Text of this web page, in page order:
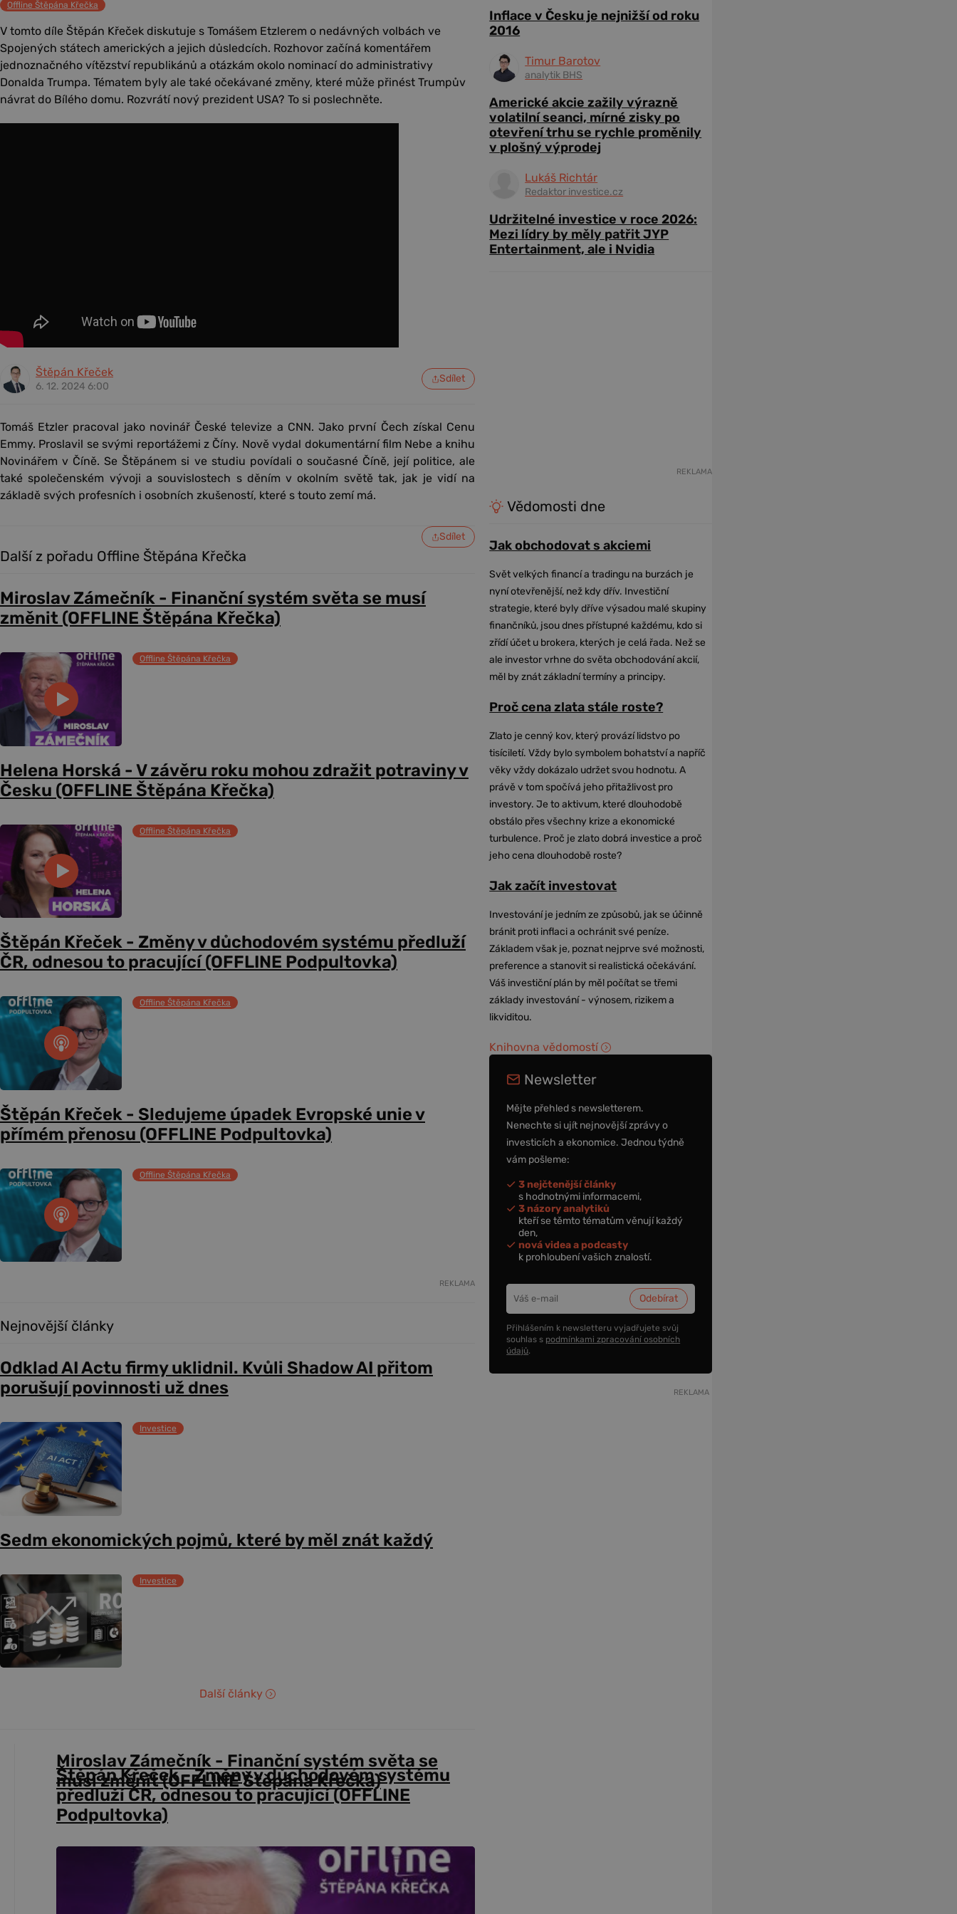
Offline Štěpána Křečka
V tomto díle Štěpán Křeček diskutuje s Tomášem Etzlerem o nedávných volbách ve
Spojených státech amerických a jejich důsledcích. Rozhovor začíná komentářem
jednoznačného vítězství republikánů a otázkám okolo nominací do administrativy
Donalda Trumpa. Tématem byly ale také očekávané změny, které může přinést Trumpův
návrat do Bílého domu. Rozvrátí nový prezident USA? To si poslechněte.
Štěpán Křeček
6. 12. 2024 6:00
Sdílet
Tomáš Etzler pracoval jako novinář České televize a CNN. Jako první Čech získal Cenu
Emmy. Proslavil se svými reportážemi z Číny. Nově vydal dokumentární film Nebe a knihu
Novinářem v Číně. Se Štěpánem si ve studiu povídali o současné Číně, její politice, ale
také společenském vývoji a souvislostech s děním v okolním světě tak, jak je vidí na
základě svých profesních i osobních zkušeností, které s touto zemí má.
Sdílet
Další z pořadu Offline Štěpána Křečka
Miroslav Zámečník - Finanční systém světa se musí
změnit (OFFLINE Štěpána Křečka)
Offline Štěpána Křečka
Helena Horská - V závěru roku mohou zdražit potraviny v
Česku (OFFLINE Štěpána Křečka)
Offline Štěpána Křečka
Štěpán Křeček - Změny v důchodovém systému předluží
ČR, odnesou to pracující (OFFLINE Podpultovka)
Offline Štěpána Křečka
Štěpán Křeček - Sledujeme úpadek Evropské unie v
přímém přenosu (OFFLINE Podpultovka)
Offline Štěpána Křečka
REKLAMA
Nejnovější články
Odklad AI Actu firmy uklidnil. Kvůli Shadow AI přitom
porušují povinnosti už dnes
Investice
Sedm ekonomických pojmů, které by měl znát každý
Investice
Další články
Štěpán Křeček - Změny v důchodovém systému
předluží ČR, odnesou to pracující (OFFLINE
Podpultovka)
Miroslav Zámečník - Finanční systém světa se
musí změnit (OFFLINE Štěpána Křečka)
Inflace v Česku je nejnižší od roku
2016
Timur Barotov
analytik BHS
Americké akcie zažily výrazně
volatilní seanci, mírné zisky po
otevření trhu se rychle proměnily
v plošný výprodej
Lukáš Richtár
Redaktor investice.cz
Udržitelné investice v roce 2026:
Mezi lídry by měly patřit JYP
Entertainment, ale i Nvidia
REKLAMA
Vědomosti dne
Jak obchodovat s akciemi
Svět velkých financí a tradingu na burzách je
nyní otevřenější, než kdy dřív. Investiční
strategie, které byly dříve výsadou malé skupiny
finančníků, jsou dnes přístupné každému, kdo si
zřídí účet u brokera, kterých je celá řada. Než se
ale investor vrhne do světa obchodování akcií,
měl by znát základní termíny a principy.
Proč cena zlata stále roste?
Zlato je cenný kov, který provází lidstvo po
tisíciletí. Vždy bylo symbolem bohatství a napříč
věky vždy dokázalo udržet svou hodnotu. A
právě v tom spočívá jeho přitažlivost pro
investory. Je to aktivum, které dlouhodobě
obstálo přes všechny krize a ekonomické
turbulence. Proč je zlato dobrá investice a proč
jeho cena dlouhodobě roste?
Jak začít investovat
Investování je jedním ze způsobů, jak se účinně
bránit proti inflaci a ochránit své peníze.
Základem však je, poznat nejprve své možnosti,
preference a stanovit si realistická očekávání.
Váš investiční plán by měl počítat se třemi
základy investování - výnosem, rizikem a
likviditou.
Knihovna vědomostí
Newsletter
Mějte přehled s newsletterem.
Nenechte si ujít nejnovější zprávy o
investicích a ekonomice. Jednou týdně
vám pošleme:
3 nejčtenější články
s hodnotnými informacemi,
3 názory analytiků
kteří se těmto tématům věnují každý
den,
nová videa a podcasty
k prohloubení vašich znalostí.
Přihlášením k newsletteru vyjadřujete svůj
souhlas s podmínkami zpracování osobních
údajů.
REKLAMA